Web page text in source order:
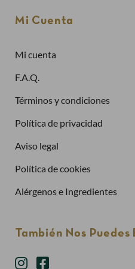
Mi Cuenta
Mi cuenta
F.A.Q.
Términos y condiciones
Política de privacidad
Aviso legal
Política de cookies
Alérgenos e Ingredientes
También Nos